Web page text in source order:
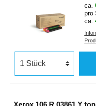
ca.
pro
ca.
Xerox 106 R 03861 Y